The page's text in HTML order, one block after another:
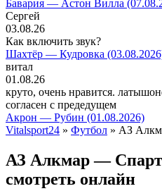
Бавария — Астон Вилла
Сергей
03.08.26
Как включить звук?
Шахтёр — Кудровка
витал
01.08.26
круто, очень нравится.
согласен с предедущем
Акрон — Рубин (01.08.2026)
Vitalsport24 » Футбол » АЗ
АЗ Алкмар —
смотреть онлайн